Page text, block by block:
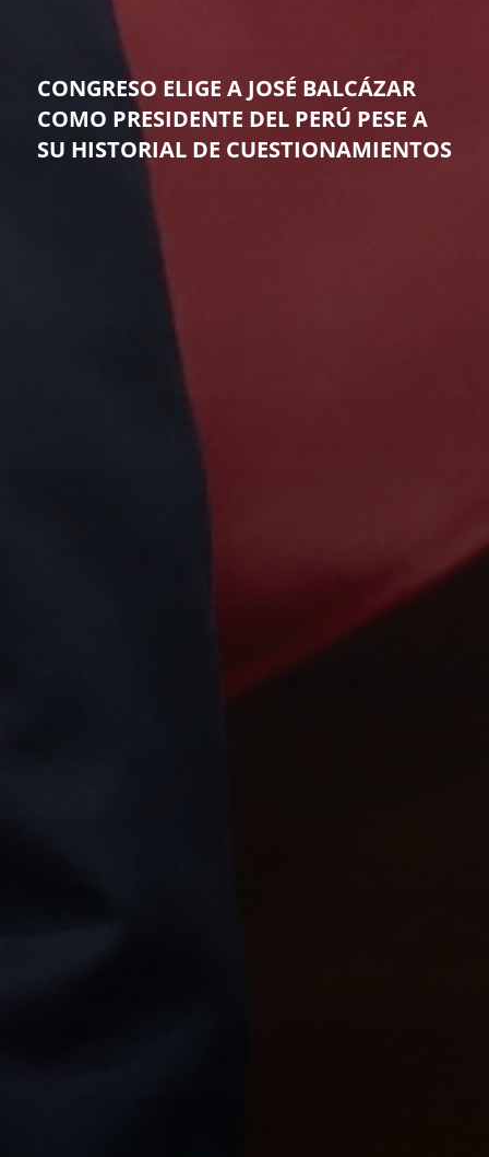
CONGRESO ELIGE A JOSÉ BALCÁZAR
COMO PRESIDENTE DEL PERÚ PESE A
SU HISTORIAL DE CUESTIONAMIENTOS